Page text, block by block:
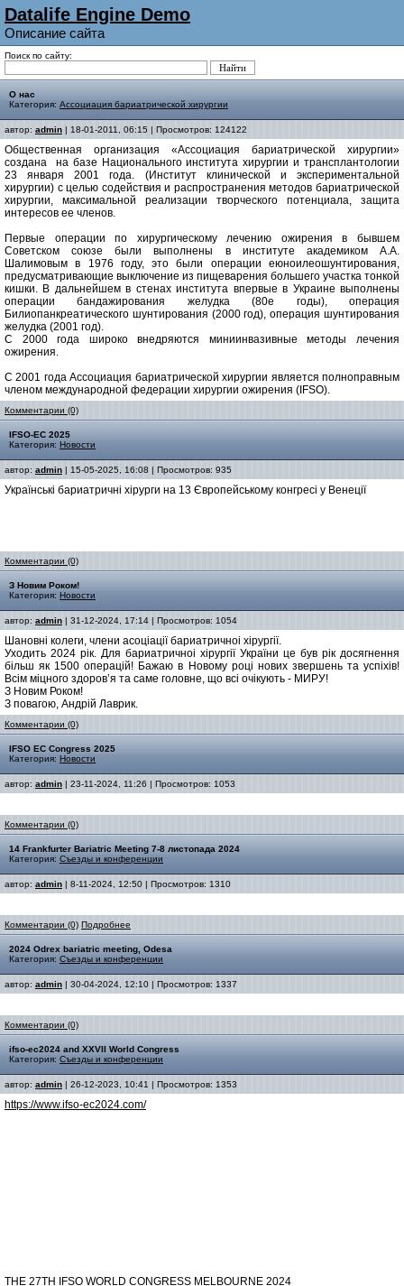
Datalife Engine Demo
Описание сайта
Поиск по сайту:
О нас
Категория: Ассоциация бариатрической хирургии
автор: admin | 18-01-2011, 06:15 | Просмотров: 124122
Общественная организация «Ассоциация бариатрической хирургии»
создана на базе Национального института хирургии и трансплантологии
23 января 2001 года. (Институт клинической и экспериментальной
хирургии) с целью содействия и распространения методов бариатрической
хирургии, максимальной реализации творческого потенциала, защита
интересов ее членов.
Первые операции по хирургическому лечению ожирения в бывшем
Советском союзе были выполнены в институте академиком А.А.
Шалимовым в 1976 году, это были операции еюноилеошунтирования,
предусматривающие выключение из пищеварения большего участка тонкой
кишки. В дальнейшем в стенах института впервые в Украине выполнены
операции бандажирования желудка (80е годы), операция
Билиопанкреатического шунтирования (2000 год), операция шунтирования
желудка (2001 год).
С 2000 года широко внедряются миниинвазивные методы лечения
ожирения.
С 2001 года Ассоциация бариатрической хирургии является полноправным
членом международной федерации хирургии ожирения (IFSO).
Комментарии (0)
IFSO-EC 2025
Категория: Новости
автор: admin | 15-05-2025, 16:08 | Просмотров: 935
Українські бариатричні хірурги на 13 Європейському конгресі у Венеції
Комментарии (0)
З Новим Роком!
Категория: Новости
автор: admin | 31-12-2024, 17:14 | Просмотров: 1054
Шановні колеги, члени асоціації бариатричноі хірургії.
Уходить 2024 рік. Для бариатричноі хірургії України це був рік досягнення
більш як 1500 операцій! Бажаю в Новому році нових звершень та успіхів!
Всім міцного здоров’я та саме головне, що всі очікують - МИРУ!
З Новим Роком!
З повагою, Андрій Лаврик.
Комментарии (0)
IFSO EC Congress 2025
Категория: Новости
автор: admin | 23-11-2024, 11:26 | Просмотров: 1053
Комментарии (0)
14 Frankfurter Bariatric Meeting 7-8 листопада 2024
Категория: Съезды и конференции
автор: admin | 8-11-2024, 12:50 | Просмотров: 1310
Комментарии (0) Подробнее
2024 Odrex bariatric meeting, Odesa
Категория: Съезды и конференции
автор: admin | 30-04-2024, 12:10 | Просмотров: 1337
Комментарии (0)
ifso-ec2024 and XXVII World Congress
Категория: Съезды и конференции
автор: admin | 26-12-2023, 10:41 | Просмотров: 1353
https://www.ifso-ec2024.com/
THE 27TH IFSO WORLD CONGRESS MELBOURNE 2024